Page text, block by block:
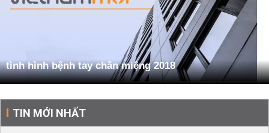
tình hình bệnh tay chân miệng 2018
TIN MỚI NHẤT